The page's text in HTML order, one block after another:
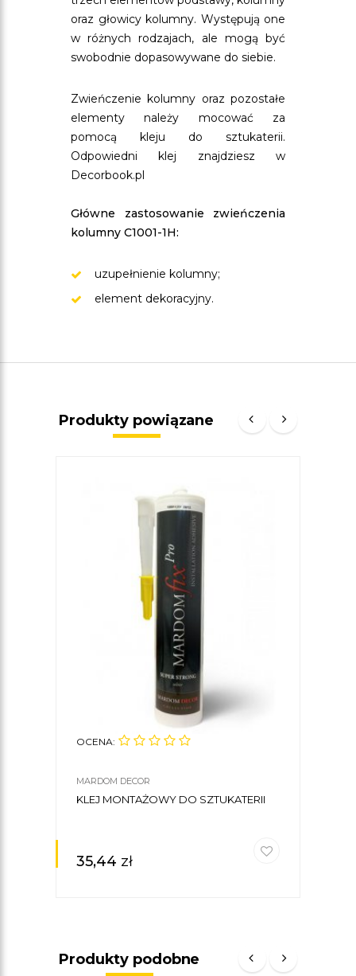
oraz głowicy kolumny. Występują one
w różnych rodzajach, ale mogą być
swobodnie dopasowywane do siebie.
Zwieńczenie kolumny oraz pozostałe
elementy należy mocować za
pomocą kleju do sztukaterii.
Odpowiedni klej znajdziesz w
Decorbook.pl
Główne zastosowanie zwieńczenia
kolumny C1001-1H:
uzupełnienie kolumny;
element dekoracyjny.
Produkty powiązane
OCENA:
MARDOM DECOR
KLEJ MONTAŻOWY DO SZTUKATERII
35,44 zł
Produkty podobne